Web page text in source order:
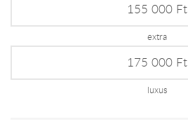
155 000 Ft
extra
175 000 Ft
luxus